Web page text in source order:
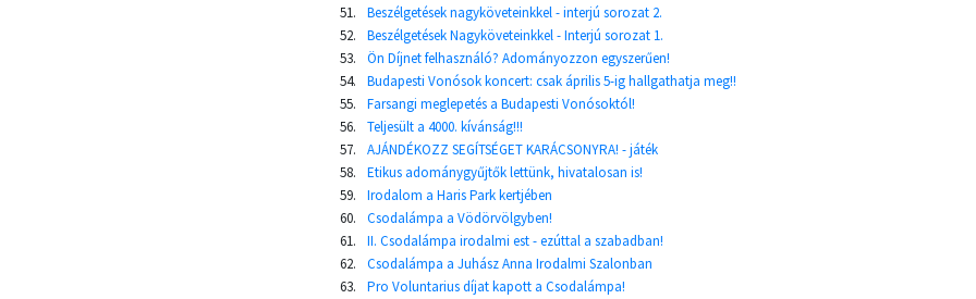
51.
Beszélgetések nagyköveteinkkel - interjú sorozat 2.
52.
Beszélgetések Nagyköveteinkkel - Interjú sorozat 1.
53.
Ön Díjnet felhasználó? Adományozzon egyszerűen!
54.
Budapesti Vonósok koncert: csak április 5-ig hallgathatja meg!!
55.
Farsangi meglepetés a Budapesti Vonósoktól!
56.
Teljesült a 4000. kívánság!!!
57.
AJÁNDÉKOZZ SEGÍTSÉGET KARÁCSONYRA! - játék
58.
Etikus adománygyűjtők lettünk, hivatalosan is!
59.
Irodalom a Haris Park kertjében
60.
Csodalámpa a Vödörvölgyben!
61.
II. Csodalámpa irodalmi est - ezúttal a szabadban!
62.
Csodalámpa a Juhász Anna Irodalmi Szalonban
63.
Pro Voluntarius díjat kapott a Csodalámpa!